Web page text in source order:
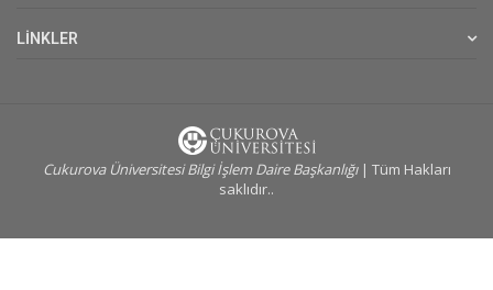
LİNKLER
Cukurova Üniversitesi Bilgi İşlem Daire Başkanlığı| Tüm Hakları
saklıdır..